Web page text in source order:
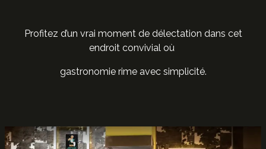
Profitez d’un vrai moment de délectation dans cet
endroit convivial où
gastronomie rime avec simplicité.